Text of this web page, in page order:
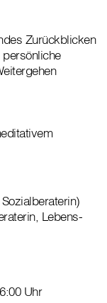
Zurückblicken
Lebens-
Uhr